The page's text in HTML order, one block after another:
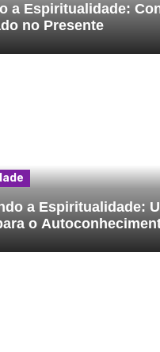
a Espiritualidade:
no Presente
a Espiritualidade:
o